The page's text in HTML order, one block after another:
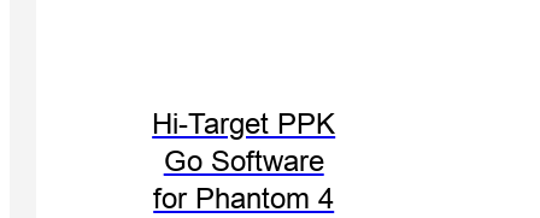
Hi-Target PPK
Go Software
for Phantom 4